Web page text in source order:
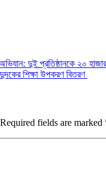
দুই প্রতিষ্ঠানকে ২০ হাজার
শিক্ষা উপকরণ বিতরণ
Required fields are marked